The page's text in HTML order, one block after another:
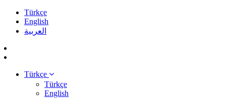
Türkçe
English
العربية
Türkçe
Türkçe
English